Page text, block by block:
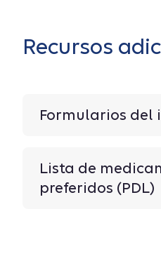
Recursos
Formularios del
Lista de
preferidos (PDL)